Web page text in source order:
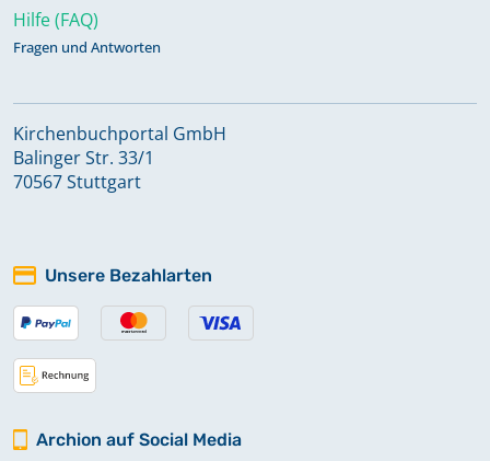
Hilfe (FAQ)
Fragen und Antworten
Kirchenbuchportal GmbH
Balinger Str. 33/1
70567 Stuttgart
Unsere Bezahlarten
Archion auf Social Media